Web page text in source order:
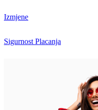
Izmjene
Sigurnost Placanja